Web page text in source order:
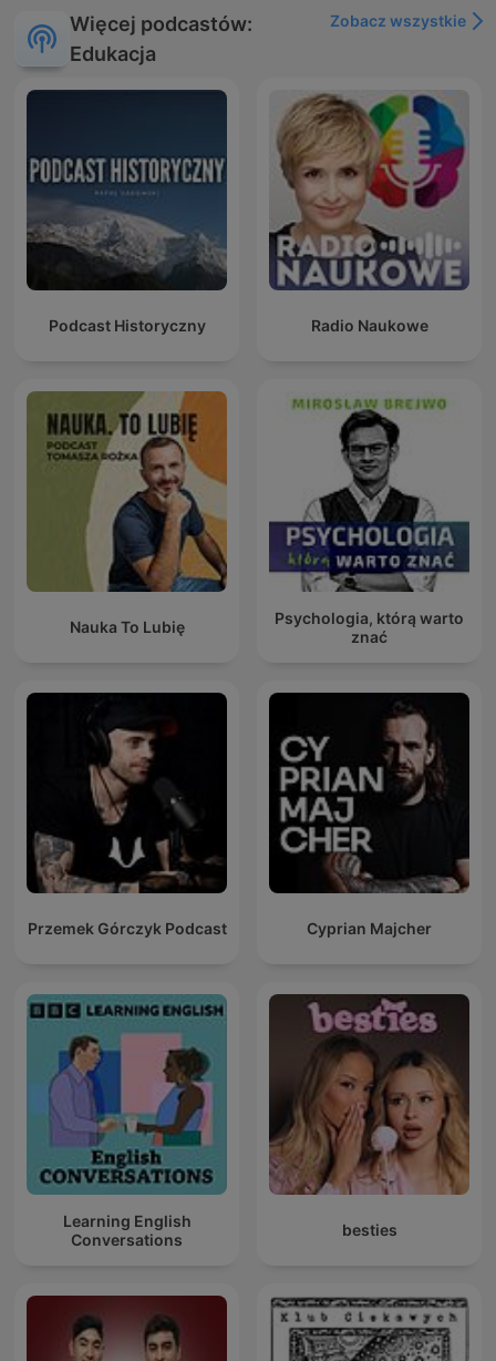
Więcej podcastów:
Edukacja
Zobacz wszystkie
Podcast Historyczny Radio Naukowe
Nauka To Lubię
Psychologia, którą warto
znać
Przemek Górczyk Podcast Cyprian Majcher
Learning English
Conversations
besties